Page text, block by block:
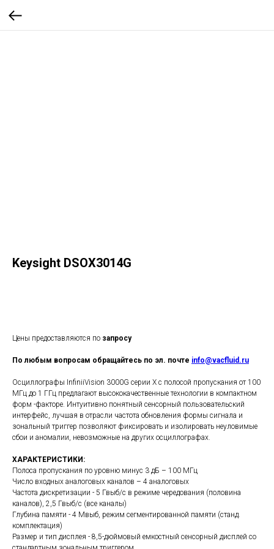
Keysight DSOX3014G
Цены предоставляются по запросу
По любым вопросам обращайтесь по эл. почте info@vacfluid.ru
Осциллографы InfiniiVision 3000G серии X с полосой пропускания от 100
МГц до 1 ГГц предлагают высококачественные технологии в компактном
форм -факторе. Интуитивно понятный сенсорный пользовательский
интерфейс, лучшая в отрасли частота обновления формы сигнала и
зональный триггер позволяют фиксировать и изолировать неуловимые
сбои и аномалии, невозможные на других осциллографах.
ХАРАКТЕРИСТИКИ:
Полоса пропускания по уровню минус 3 дБ – 100 МГц
Число входных аналоговых каналов – 4 аналоговых
Частота дискретизации - 5 Гвыб/с в режиме чередования (половина
каналов), 2,5 Гвыб/с (все каналы)
Глубина памяти - 4 Мвыб, режим сегментированной памяти (станд.
комплектация)
Размер и тип дисплея - 8,5-дюймовый емкостный сенсорный дисплей со